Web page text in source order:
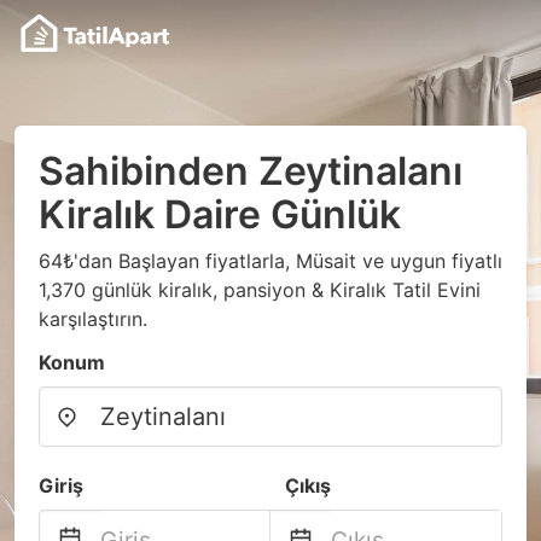
Sahibinden Zeytinalanı
Kiralık Daire Günlük
64₺'dan Başlayan fiyatlarla, Müsait ve uygun fiyatlı
1,370 günlük kiralık, pansiyon & Kiralık Tatil Evini
karşılaştırın.
Konum
Giriş Çıkış